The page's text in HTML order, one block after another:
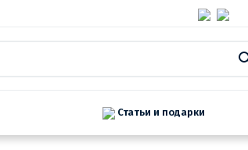
Статьи и подарки